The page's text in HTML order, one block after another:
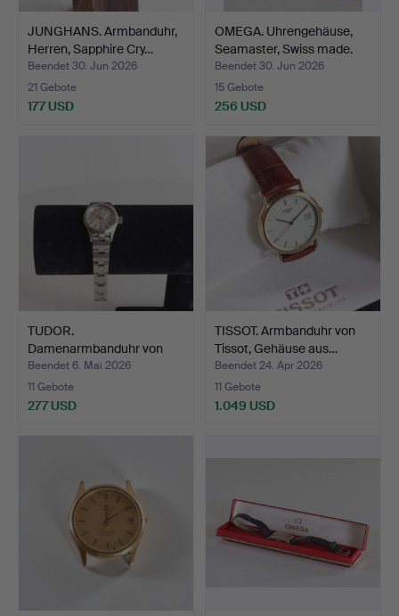
JUNGHANS. Armbanduhr,
Herren, Sapphire Cry…
Beendet 30. Jun 2026
21 Gebote
177 USD
OMEGA. Uhrengehäuse,
Seamaster, Swiss made.
Beendet 30. Jun 2026
15 Gebote
256 USD
TUDOR.
Damenarmbanduhr von
Tudor, Modell P…
Beendet 6. Mai 2026
11 Gebote
277 USD
TISSOT. Armbanduhr von
Tissot, Gehäuse aus…
Beendet 24. Apr 2026
11 Gebote
1.049 USD